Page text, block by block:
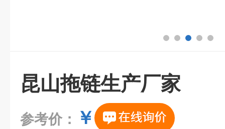
昆山拖链生产厂家
参考价： ￥